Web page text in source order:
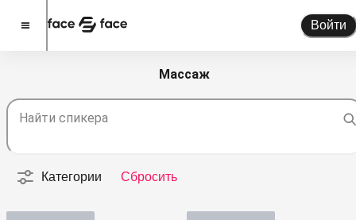
Войти
Стать спикером
Новости
Спикеры
Массаж
Найти спикера
Категории Сбросить